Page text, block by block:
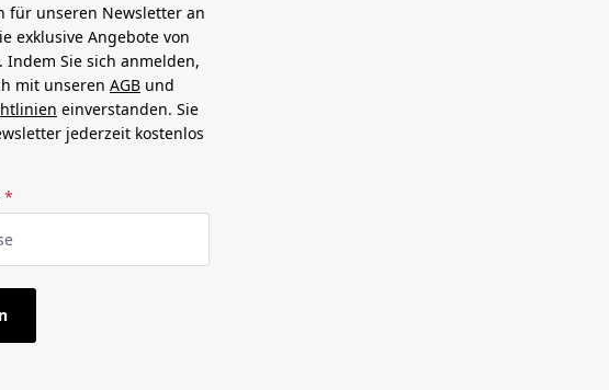
für unseren Newsletter an
exklusive Angebote von
Indem Sie sich anmelden,
mit unseren AGB und
einverstanden. Sie
jederzeit kostenlos
*